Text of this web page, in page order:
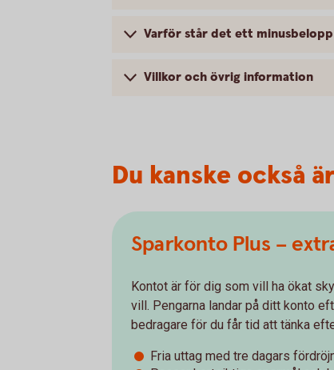
Varför står det ett
Villkor och övrig information
Du kanske också
Sparkonto Plus –
Kontot är för dig som vill ha ökat
vill. Pengarna landar på ditt konto
bedragare för du får tid att tänka
Fria uttag med tre dagars